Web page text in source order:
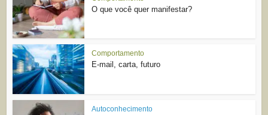
O que você quer manifestar?
Comportamento
E-mail, carta, futuro
Autoconhecimento